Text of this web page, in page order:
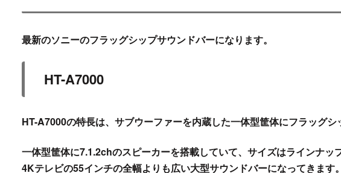
最新のソニーのフラッグシップサウンドバーになります。
HT-A7000
HT-A7000の特長は、サブウーファーを内蔵した一体型筐体にフラッグ
一体型筐体に7.1.2chのスピーカーを搭載していて、サイズはラインナッ
4Kテレビの55インチの全幅よりも広い大型サウンドバーになってきます。